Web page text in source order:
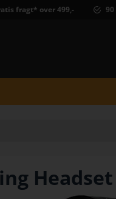
fragt* over 499,-
Headset